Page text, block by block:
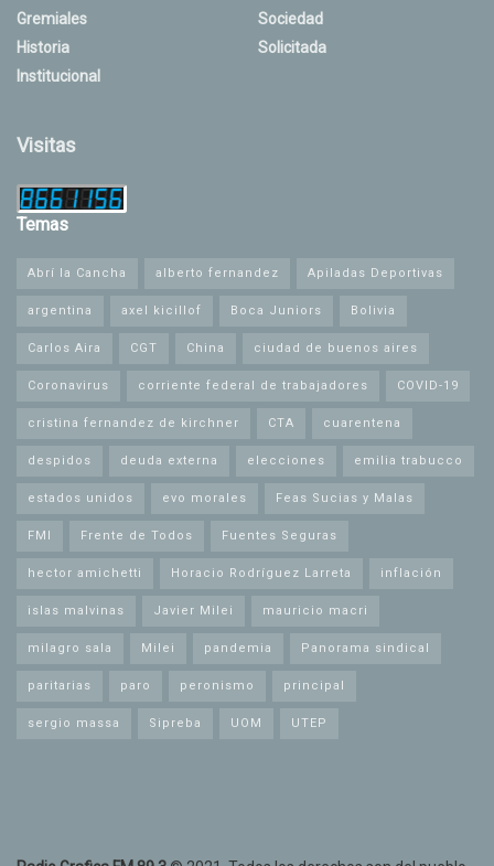
Gremiales
Historia
Institucional
Sociedad
Solicitada
Visitas
Temas
Abrí la Cancha alberto fernandez Apiladas Deportivas
argentina axel kicillof Boca Juniors Bolivia
Carlos Aira CGT China ciudad de buenos aires
Coronavirus corriente federal de trabajadores COVID-19
cristina fernandez de kirchner CTA cuarentena
despidos deuda externa elecciones emilia trabucco
estados unidos evo morales Feas Sucias y Malas
FMI Frente de Todos Fuentes Seguras
hector amichetti Horacio Rodríguez Larreta inflación
islas malvinas Javier Milei mauricio macri
milagro sala Milei pandemia Panorama sindical
paritarias paro peronismo principal
sergio massa Sipreba UOM UTEP